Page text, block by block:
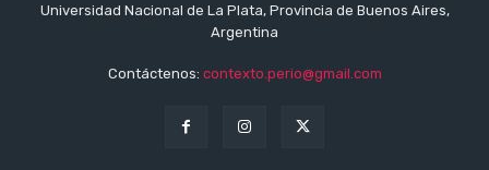
Universidad Nacional de La Plata, Provincia de Buenos Aires,
Argentina
Contáctenos: contexto.perio@gmail.com